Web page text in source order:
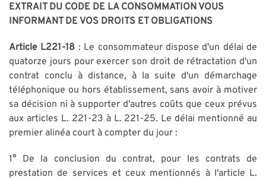
EXTRAIT DU CODE DE LA CONSOMMATION VOUS
INFORMANT DE VOS DROITS ET OBLIGATIONS
Article L221-18 : Le consommateur dispose d'un délai de
quatorze jours pour exercer son droit de rétractation d'un
contrat conclu à distance, à la suite d'un démarchage
téléphonique ou hors établissement, sans avoir à motiver
sa décision ni à supporter d'autres coûts que ceux prévus
aux articles L. 221-23 à L. 221-25. Le délai mentionné au
premier alinéa court à compter du jour :
1° De la conclusion du contrat, pour les contrats de
prestation de services et ceux mentionnés à l'article L.